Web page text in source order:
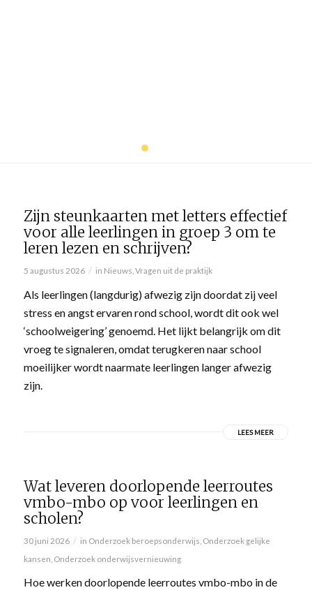
Zijn steunkaarten met letters effectief
voor alle leerlingen in groep 3 om te
leren lezen en schrijven?
5 augustus 2026 / in Nieuws Vragen uit de praktijk
Als leerlingen (langdurig) afwezig zijn doordat zij veel
stress en angst ervaren rond school, wordt dit ook wel
‘schoolweigering’ genoemd. Het lijkt belangrijk om dit
vroeg te signaleren, omdat terugkeren naar school
moeilijker wordt naarmate leerlingen langer afwezig
zijn.
LEES MEER
Wat leveren doorlopende leerroutes
vmbo-mbo op voor leerlingen en
scholen?
30 juni 2026 / in Onderzoek beroepsonderwijs Onderzoek gelijke
kansen Onderzoek onderwijsvernieuwing
Hoe werken doorlopende leerroutes vmbo-mbo in de